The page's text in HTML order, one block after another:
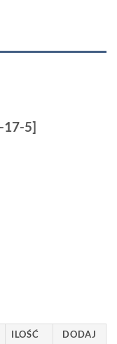
17-5]
ILOŚĆ DODAJ